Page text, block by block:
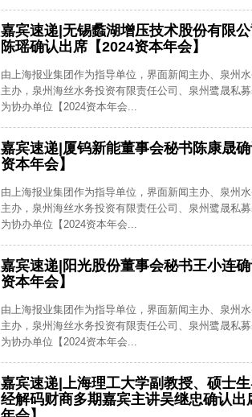
嘉宾速递|无锡蠡湖增压技术股份有限
陈瑶确认出席【2024资本年会】
由上海报业集团作为指导单位，界面新闻主办、泉州
主办，泉州海丝水务投资有限责任公司、泉州鹭晟私
为协办单位【2024资本年会...
嘉宾速递|厦钨新能董事会秘书陈康晟
资本年会】
由上海报业集团作为指导单位，界面新闻主办、泉州
主办，泉州海丝水务投资有限责任公司、泉州鹭晟私
为协办单位【2024资本年会...
嘉宾速递|阳光股份董事会秘书王小连
资本年会】
由上海报业集团作为指导单位，界面新闻主办、泉州
主办，泉州海丝水务投资有限责任公司、泉州鹭晟私
为协办单位【2024资本年会...
嘉宾速递|上海理工大学副教授、硕士
经解码财商多期嘉宾主讲吴继忠确认出